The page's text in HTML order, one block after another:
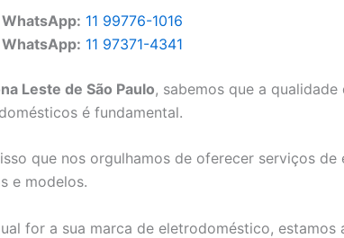
WhatsApp: 11 99776-1016
WhatsApp: 11 97371-4341
Leste de São Paulo, sabemos que a
é fundamental.
que nos orgulhamos de oferecer serviços
e modelos.
for a sua marca de eletrodoméstico, estamos